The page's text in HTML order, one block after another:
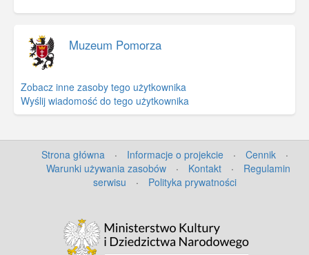
Muzeum Pomorza
Zobacz inne zasoby tego użytkownika
Wyślij wiadomość do tego użytkownika
Strona główna · Informacje o projekcie · Cennik
·
Warunki używania zasobów
· Kontakt ·
Regulamin
serwisu
· Polityka prywatności